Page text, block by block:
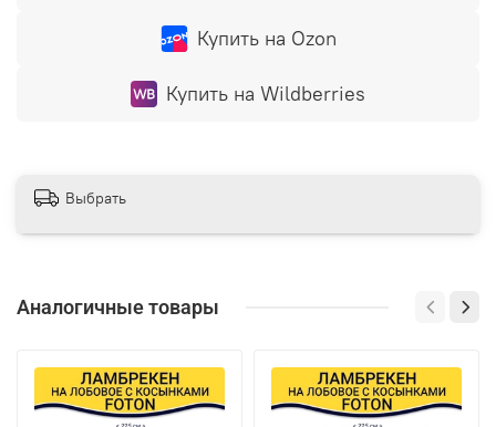
Купить на Ozon
Купить на Wildberries
Выбрать
Аналогичные товары